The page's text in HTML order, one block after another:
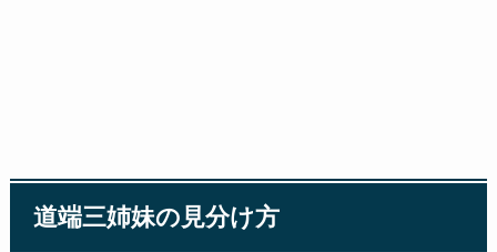
道端三姉妹の見分け方